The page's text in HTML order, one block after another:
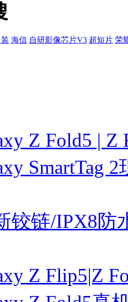
海信 自研影像芯片V3 超短片 荣
Z Fold5 |
SmartTag
铰链/IPX8防
Z Flip5|Z